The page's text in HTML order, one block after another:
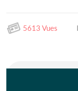
5613 Vues